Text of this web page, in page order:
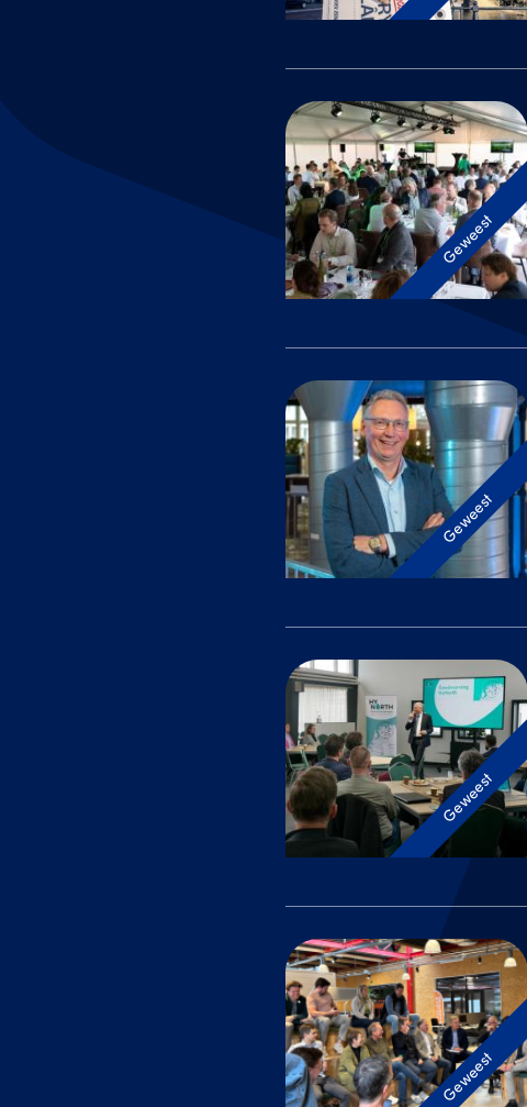
Geweest
Geweest
Geweest
Geweest